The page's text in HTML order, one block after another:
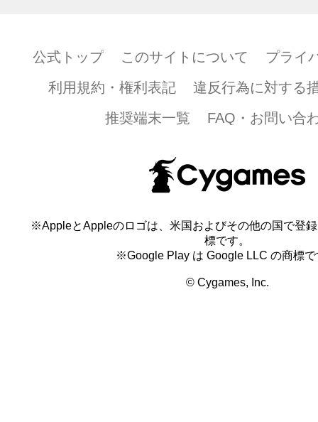
公式トップ このサイトについて
プライ
利用規約・権利表記
違反行為に対する
推奨端末一覧
FAQ・お問い合
※AppleとAppleのロゴは、米国およびその他の国で登
標です。
※Google Play は Google LLC の商標で
© Cygames, Inc.